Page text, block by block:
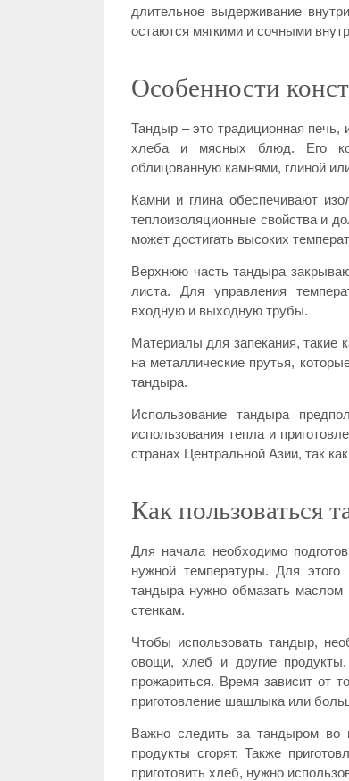
длительное выдерживание
остаются мягкими и сочными
Особенности
Тандыр – это традиционная печь,
хлеба и мясных блюд. Его
облицованную камнями, глиной
Камни и глина обеспечивают
теплоизоляционные свойства и
может достигать высоких
Верхнюю часть тандыра
листа. Для управления
входную и выходную трубы.
Материалы для запекания,
на металлические прутья,
тандыра.
Использование тандыра
использования тепла и
странах Центральной Азии, так
Как пользоваться
Для начала необходимо
нужной температуры. Для
тандыра нужно обмазать маслом
стенкам.
Чтобы использовать тандыр,
овощи, хлеб и другие
прожариться. Время зависит от
приготовление шашлыка или
Важно следить за тандыром во
продукты сгорят. Также
приготовить хлеб, нужно